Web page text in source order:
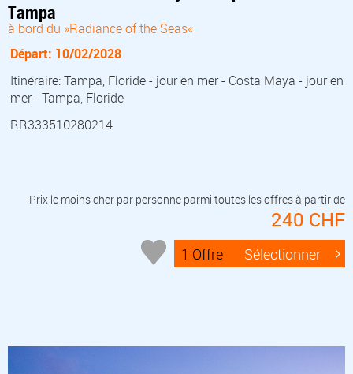
Tampa
à bord du »Radiance of the Seas«
Départ: 10/02/2028
Itinéraire: Tampa, Floride - jour en mer - Costa Maya - jour en
mer - Tampa, Floride
RR333510280214
Prix le moins cher par personne parmi toutes les offres à partir de
240 CHF
1 Offre Sélectionner